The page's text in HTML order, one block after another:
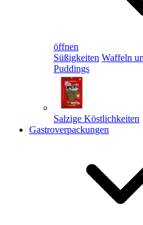
öffnen
Süßigkeiten Waffeln
Puddings
Salzige Köstlichkeiten
Gastroverpackungen